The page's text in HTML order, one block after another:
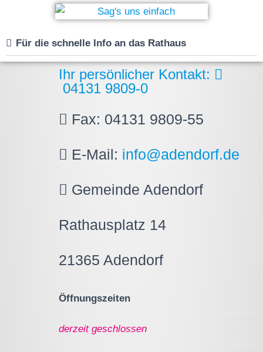
Für die schnelle Info an das Rathaus
Ihr persönlicher Kontakt:
04131 9809-0
Fax: 04131 9809-55
E-Mail: info@adendorf.de
Gemeinde Adendorf
Rathausplatz 14
21365 Adendorf
Öffnungszeiten
derzeit geschlossen